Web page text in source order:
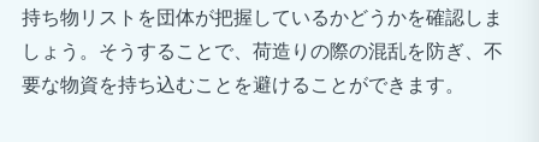
持ち物リストを団体が把握しているかどうかを確認しま
しょう。そうすることで、荷造りの際の混乱を防ぎ、不
要な物資を持ち込むことを避けることができます。